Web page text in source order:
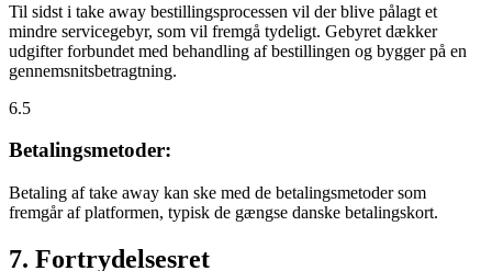
Til sidst i take away bestillingsprocessen vil der blive pålagt et
mindre servicegebyr, som vil fremgå tydeligt. Gebyret dækker
udgifter forbundet med behandling af bestillingen og bygger på en
gennemsnitsbetragtning.
6.5
Betalingsmetoder:
Betaling af take away kan ske med de betalingsmetoder som
fremgår af platformen, typisk de gængse danske betalingskort.
7. Fortrydelsesret